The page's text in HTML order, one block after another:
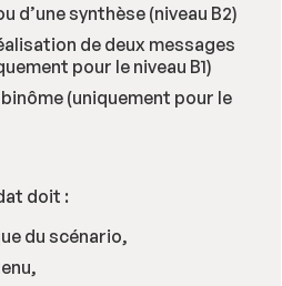
d’une synthèse (niveau B2)
de deux messages
pour le niveau B1)
(uniquement pour le
doit :
du scénario,